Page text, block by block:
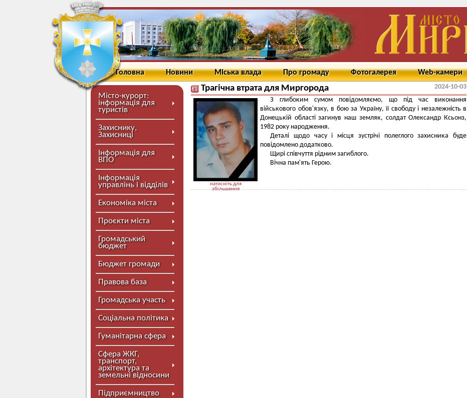
Головна Новини Міська влада Про громаду Фотогалерея Web-камери
Місто-курорт:
інформація для
туристів
Захиснику,
Захисниці
Інформація для
ВПО
Інформація
управлінь і відділів
Економіка міста
Проєкти міста
Громадський
бюджет
Бюджет громади
Правова база
Громадська участь
Соціальна політика
Гуманітарна сфера
Сфера ЖКГ,
транспорт,
архітектура та
земельні відносини
Підприємництво
Трагічна втрата для Миргорода 2024-10-03
натисніть для
збільшення
З глибоким сумом повідомляємо, що під час виконання
військового обов'язку, в бою за Україну, її свободу і незалежність в
Донецькій області загинув наш земляк, солдат Олександр Ксьонз,
1982 року народження.
Деталі щодо часу і місця зустрічі полеглого захисника буде
повідомлено додатково.
Щирі співчуття рідним загиблого.
Вічна пам'ять Герою.